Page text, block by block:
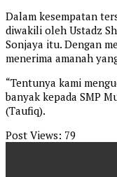
Dalam kesempatan
diwakili oleh Ustadz
Sonjaya itu. Dengan
menerima amanah
“Tentunya kami
banyak kepada SMP
(Taufiq).
Post Views: 79